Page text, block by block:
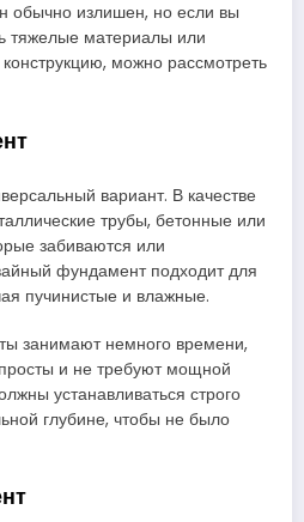
обычно излишен, но если вы
тяжелые материалы или
можно рассмотреть
вариант. В качестве
трубы, бетонные или
забиваются или
фундамент подходит для
пучинистые и влажные.
занимают немного времени,
и не требуют мощной
устанавливаться строго
глубине, чтобы не было